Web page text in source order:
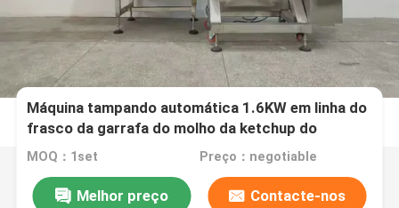
Máquina tampando automática 1.6KW em linha do
frasco da garrafa do molho da ketchup do
ANIMAL DE ESTIMAÇÃO de ROPP
MOQ：1set Preço：negotiable
Melhor preço Contacte-nos